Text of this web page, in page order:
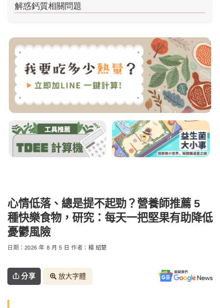
心情低落、總是提不起勁？營養師推薦 5
種快樂食物，研究：每天一把堅果有助降低
憂鬱風險
日期： 2026 年 8 月 5 日 作者： 楊 紹楚
分享 放大字體